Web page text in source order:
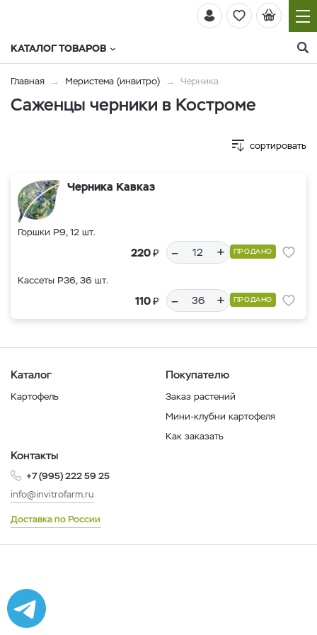
КАТАЛОГ ТОВАРОВ
Главная Меристема (инвитро) Черника
Саженцы черники в Костроме
сортировать
Черника Кавказ
Горшки Р9, 12 шт.
220₽ – + ПРОДАНО
Кассеты Р36, 36 шт.
110₽ – + ПРОДАНО
Каталог
Картофель
Покупателю
Заказ растений
Мини-клубни картофеля
Как заказать
Контакты
+7 (995) 222 59 25
info@invitrofarm.ru
Доставка по России